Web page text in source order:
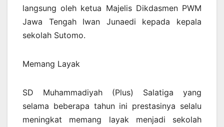
langsung oleh ketua Majelis Dikdasmen PWM
Jawa Tengah Iwan Junaedi kepada kepala
sekolah Sutomo.
Memang Layak
SD Muhammadiyah (Plus) Salatiga yang
selama beberapa tahun ini prestasinya selalu
meningkat memang layak menjadi sekolah